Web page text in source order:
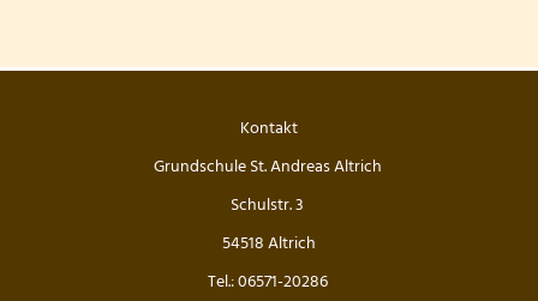
Kontakt
Grundschule St. Andreas Altrich
Schulstr. 3
54518 Altrich
Tel.: 06571-20286